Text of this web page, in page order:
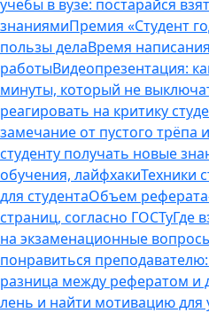
учебы в вузе: постарайся
знаниямиПремия «Студент
пользы делаВремя
работыВидеопрезентация:
минуты, который не
реагировать на критику
замечание от пустого трёпа
студенту получать новые
обучения, лайфхакиТехники
для студентаОбъем
страниц, согласно ГОСТуГде
на экзаменационные
понравиться
разница между рефератом и
лень и найти мотивацию для